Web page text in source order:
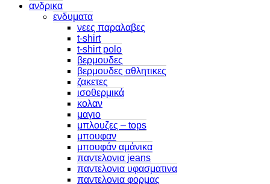
ανδρικα
ενδυματα
νεες παραλαβες
t-shirt
t-shirt polo
βερμουδες
βερμουδες αθλητικες
ζακετες
ισοθερμικά
κολαν
μαγιο
μπλουζες – tops
μπουφαν
μπουφάν αμάνικα
παντελονια jeans
παντελονια υφασματινα
παντελονια φορμας